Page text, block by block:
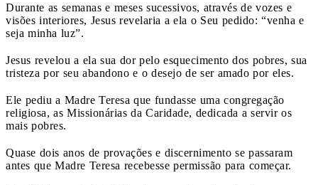
Durante as semanas e meses sucessivos, através de vozes e
visões interiores, Jesus revelaria a ela o Seu pedido: “venha e
seja minha luz”.
Jesus revelou a ela sua dor pelo esquecimento dos pobres, sua
tristeza por seu abandono e o desejo de ser amado por eles.
Ele pediu a Madre Teresa que fundasse uma congregação
religiosa, as Missionárias da Caridade, dedicada a servir os
mais pobres.
Quase dois anos de provações e discernimento se passaram
antes que Madre Teresa recebesse permissão para começar.